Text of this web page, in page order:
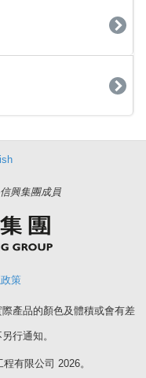
興集團成員
策
產品的顏色及體積或會有差
行通知。
有限公司 2026。